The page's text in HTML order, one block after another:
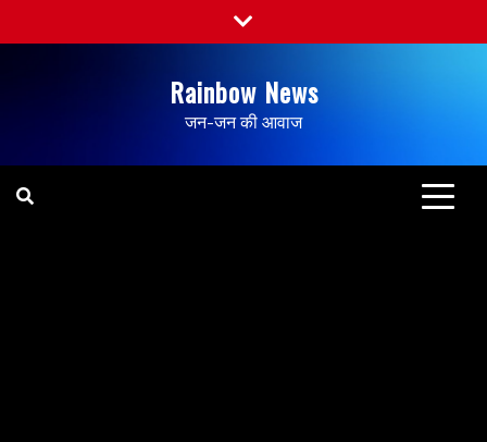
Rainbow News
जन-जन की आवाज